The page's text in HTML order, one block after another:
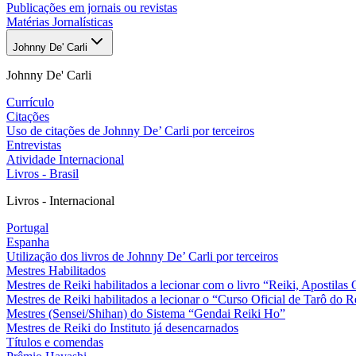
Publicações em jornais ou revistas
Matérias Jornalísticas
Johnny De' Carli
Johnny De' Carli
Currículo
Citações
Uso de citações de Johnny De’ Carli por terceiros
Entrevistas
Atividade Internacional
Livros - Brasil
Livros - Internacional
Portugal
Espanha
Utilização dos livros de Johnny De’ Carli por terceiros
Mestres Habilitados
Mestres de Reiki habilitados a lecionar com o livro “Reiki, Apostilas
Mestres de Reiki habilitados a lecionar o “Curso Oficial de Tarô do
Mestres (Sensei/Shihan) do Sistema “Gendai Reiki Ho”
Mestres de Reiki do Instituto já desencarnados
Títulos e comendas